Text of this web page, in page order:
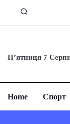
П’ятниця 7
Home Спорт